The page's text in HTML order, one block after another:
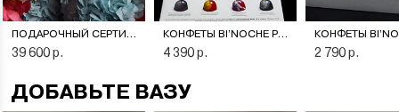
ПОДАРОЧНЫЙ СЕРТИФИКАТ НА ЦВЕТОЧНУЮ ПОДПИСКУ
39 600 р.
КОНФЕТЫ BI’NOCHE PREMIERE
4 390 р. 2 790 р.
ДОБАВЬТЕ ВАЗУ